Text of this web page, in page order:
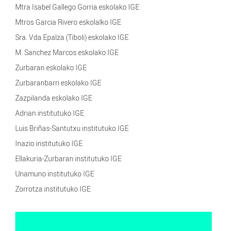
Mtra Isabel Gallego Gorria eskolako IGE
Mtros Garcia Rivero eskolalko IGE
Sra. Vda Epalza (Tiboli) eskolako IGE
M. Sanchez Marcos eskolako IGE
Zurbaran eskolako IGE
Zurbaranbarri eskolako IGE
Zazpilanda eskolako IGE
Adrian institutuko IGE
Luis Briñas-Santutxu institutuko IGE
Inazio institutuko IGE
Ellakuria-Zurbaran institutuko IGE
Unamuno institutuko IGE
Zorrotza institutuko IGE